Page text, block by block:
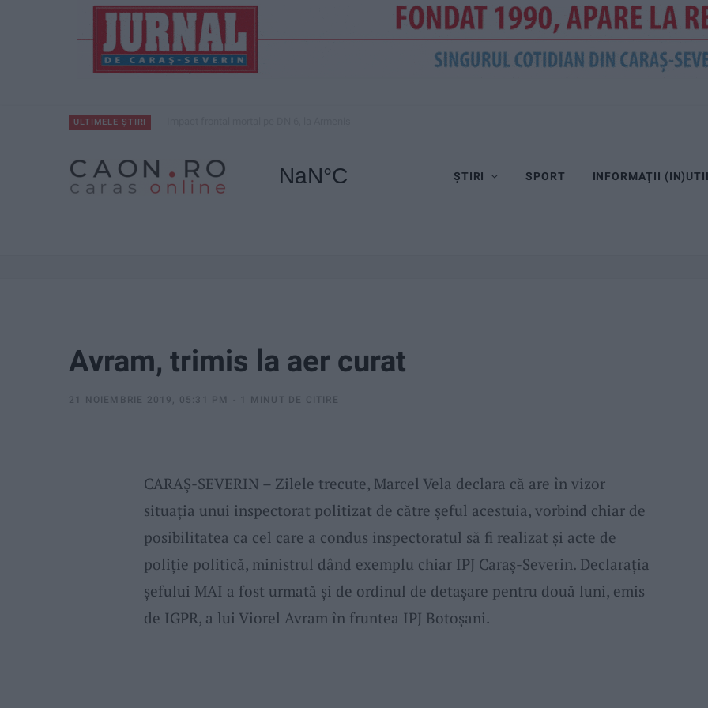
ULTIMELE ȘTIRI
ȘTIRI SPORT INFORMAŢII
Avram, trimis la aer curat
21 NOIEMBRIE 2019, 05:31 PM 1 MINUT DE CITIRE
CARAŞ-SEVERIN – Zilele trecute, Marcel Vela declara că are în vizor
situația unui inspectorat politizat de către şeful acestuia, vorbind chiar de
posibilitatea ca cel care a condus inspectoratul să fi realizat și acte de
poliție politică, ministrul dând exemplu chiar IPJ Caraş-Severin. Declaraţia
şefului MAI a fost urmată şi de ordinul de detaşare pentru două luni, emis
de IGPR, a lui Viorel Avram în fruntea IPJ Botoşani.